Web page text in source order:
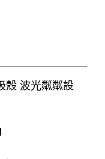
殼 波光粼粼設